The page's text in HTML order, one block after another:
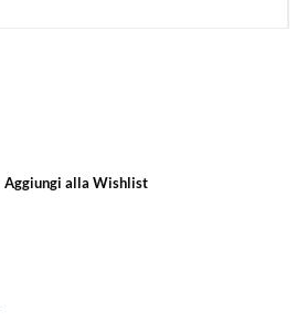
Aggiungi alla Wishlist